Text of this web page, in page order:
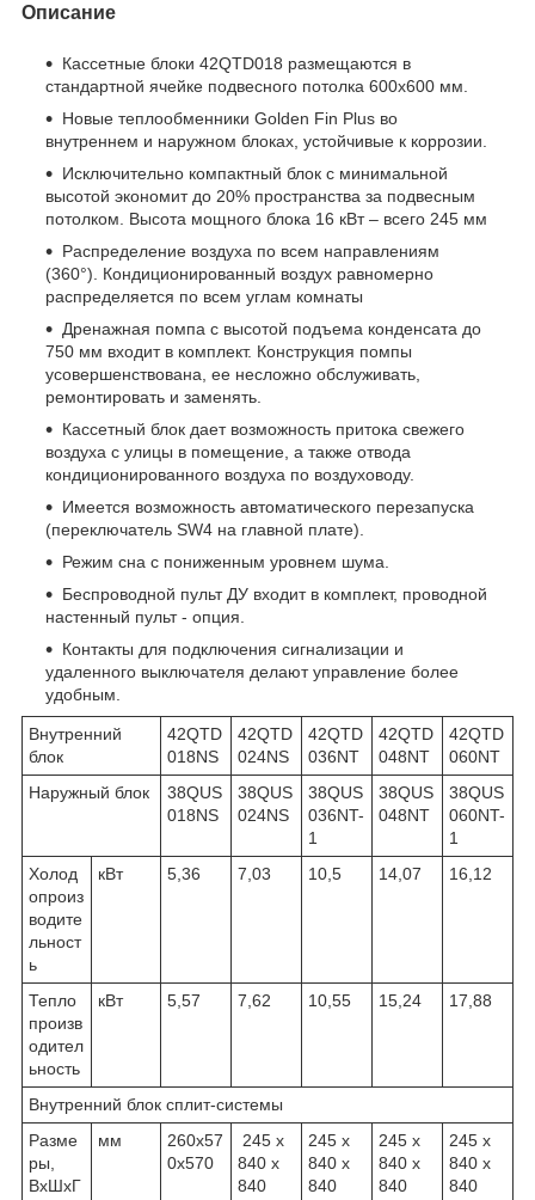
Описание
Кассетные блоки 42QTD018 размещаются в
стандартной ячейке подвесного потолка 600х600 мм.
Новые теплообменники Golden Fin Plus во
внутреннем и наружном блоках, устойчивые к коррозии.
Исключительно компактный блок с минимальной
высотой экономит до 20% пространства за подвесным
потолком. Высота мощного блока 16 кВт – всего 245 мм
Распределение воздуха по всем направлениям
(360°). Кондиционированный воздух равномерно
распределяется по всем углам комнаты
Дренажная помпа с высотой подъема конденсата до
750 мм входит в комплект. Конструкция помпы
усовершенствована, ее несложно обслуживать,
ремонтировать и заменять.
Кассетный блок дает возможность притока свежего
воздуха с улицы в помещение, а также отвода
кондиционированного воздуха по воздуховоду.
Имеется возможность автоматического перезапуска
(переключатель SW4 на главной плате).
Режим сна с пониженным уровнем шума.
Беспроводной пульт ДУ входит в комплект, проводной
настенный пульт - опция.
Контакты для подключения сигнализации и
удаленного выключателя делают управление более
удобным.
Внутренний
блок
42QTD
018NS
42QTD
024NS
42QTD
036NT
42QTD
048NT
42QTD
060NT
Наружный блок
38QUS
018NS
38QUS
024NS
38QUS
036NT-
1
38QUS
048NT
38QUS
060NT-
1
Холод
опроиз
водите
льност
ь
кВт 5,36 7,03 10,5 14,07 16,12
Тепло
произв
одител
ьность
кВт 5,57 7,62 10,55 15,24 17,88
Внутренний блок сплит-системы
Разме
ры,
ВхШхГ
мм
260x57
0x570
245 x
840 x
840
245 x
840 x
840
245 x
840 x
840
245 x
840 x
840